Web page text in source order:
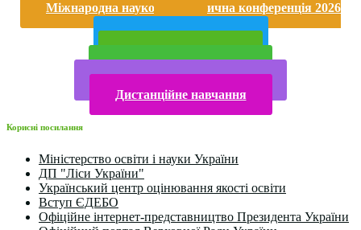
Міжнародна науково-практична конференція 2026
Дистанційне навчання
Корисні посилання
Міністерство освіти і науки України
ДП "Ліси України"
Український центр оцінювання якості освіти
Вступ ЄДЕБО
Офіційне інтернет-представництво Президента України